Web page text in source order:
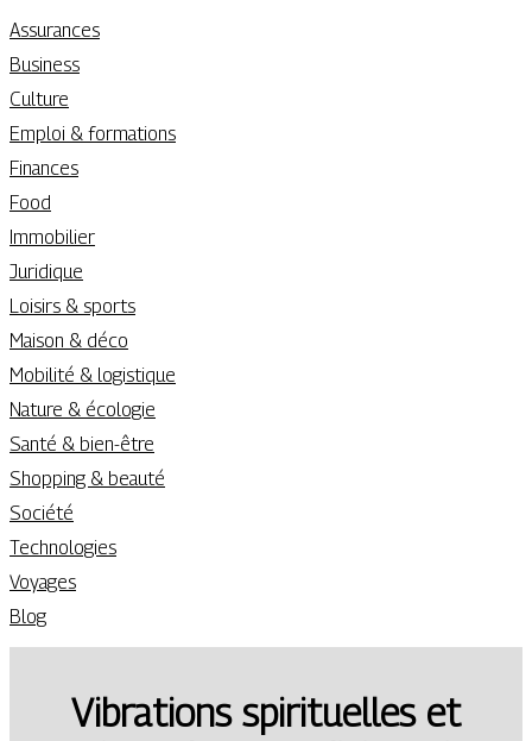
Assurances
Business
Culture
Emploi & formations
Finances
Food
Immobilier
Juridique
Loisirs & sports
Maison & déco
Mobilité & logistique
Nature & écologie
Santé & bien-être
Shopping & beauté
Société
Technologies
Voyages
Blog
Vibrations spirituelles et